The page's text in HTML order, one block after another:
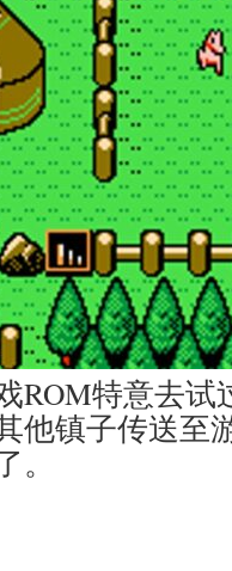
ROM特意去
他镇子传送至